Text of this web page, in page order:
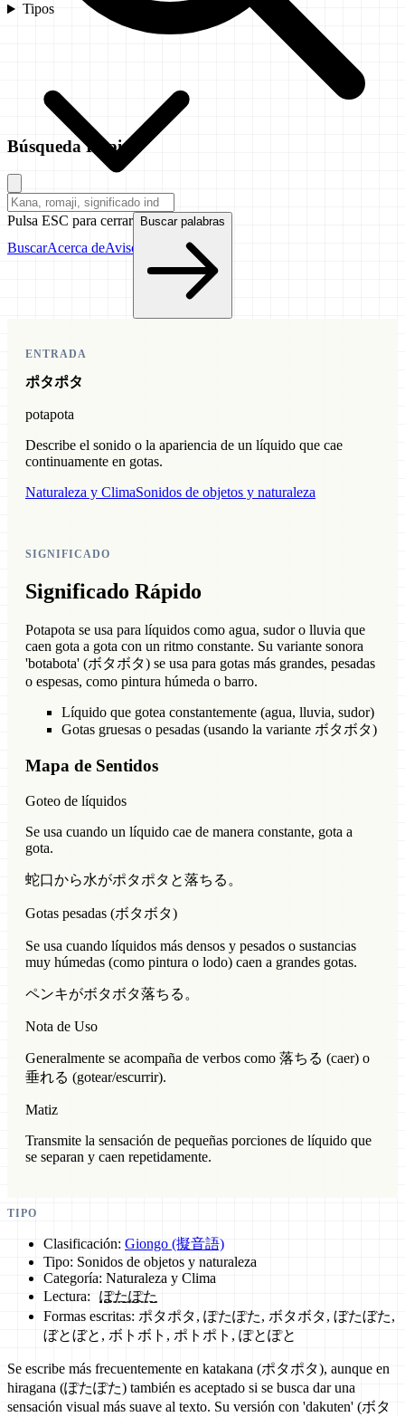
Tipos
BuscarAcerca deAviso
Búsqueda Rápida
Pulsa ESC para cerrar Buscar palabras
ENTRADA
ポタポタ
potapota
Describe el sonido o la apariencia de un líquido que cae
continuamente en gotas.
Naturaleza y ClimaSonidos de objetos y naturaleza
SIGNIFICADO
Significado Rápido
Potapota se usa para líquidos como agua, sudor o lluvia que
caen gota a gota con un ritmo constante. Su variante sonora
'botabota' (ボタボタ) se usa para gotas más grandes, pesadas
o espesas, como pintura húmeda o barro.
Líquido que gotea constantemente (agua, lluvia, sudor)
Gotas gruesas o pesadas (usando la variante ボタボタ)
Mapa de Sentidos
Goteo de líquidos
Se usa cuando un líquido cae de manera constante, gota a
gota.
蛇口から水がポタポタと落ちる。
Gotas pesadas (ボタボタ)
Se usa cuando líquidos más densos y pesados o sustancias
muy húmedas (como pintura o lodo) caen a grandes gotas.
ペンキがボタボタ落ちる。
Nota de Uso
Generalmente se acompaña de verbos como 落ちる (caer) o
垂れる (gotear/escurrir).
Matiz
Transmite la sensación de pequeñas porciones de líquido que
se separan y caen repetidamente.
TIPO
Clasificación: Giongo (擬音語)
Tipo: Sonidos de objetos y naturaleza
Categoría: Naturaleza y Clima
Lectura:
ぽたぽた
Formas escritas: ポタポタ, ぽたぽた, ボタボタ, ぼたぼた,
ぼとぼと, ボトボト, ポトポト, ぽとぽと
Se escribe más frecuentemente en katakana (ポタポタ), aunque en
hiragana (ぽたぽた) también es aceptado si se busca dar una
sensación visual más suave al texto. Su versión con 'dakuten' (ボタ